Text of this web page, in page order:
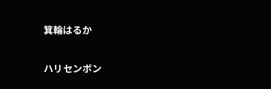
箕輪はるか
ハリセンボン